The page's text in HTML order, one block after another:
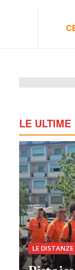
LE ULTIME
LE DISTANZE